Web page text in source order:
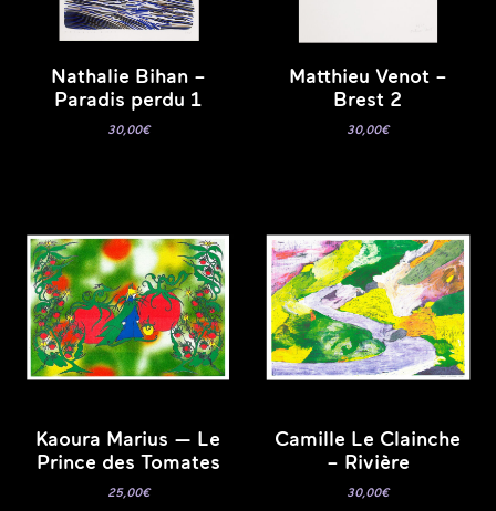
Nathalie Bihan –
Paradis perdu 1
30,00€
Matthieu Venot –
Brest 2
30,00€
Kaoura Marius — Le
Prince des Tomates
25,00€
Camille Le Clainche
– Rivière
30,00€